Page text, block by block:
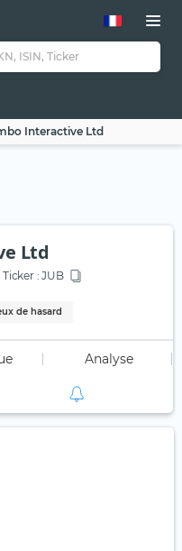
Interactive Ltd
Ltd
Ticker : JUB
de hasard
Analyse